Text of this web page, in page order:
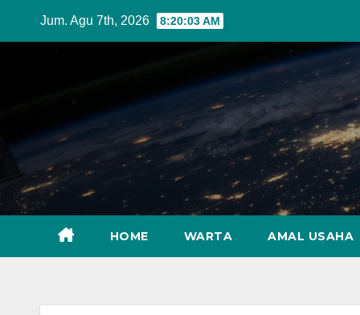
Jum. Agu 7th, 2026 8:20:04 AM
HOME WARTA AMAL USAHA